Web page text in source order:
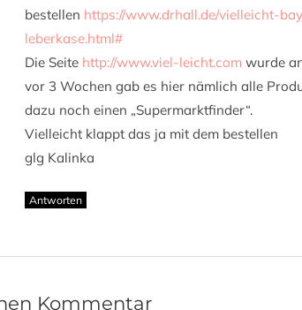
bestellen https://www.drhall.de/vielleicht-
leberkase.html#
Die Seite http://www.viel-leicht.com wurde
vor 3 Wochen gab es hier nämlich alle
dazu noch einen „Supermarktfinder“.
Vielleicht klappt das ja mit dem bestellen
glg Kalinka
Antworten
Kommentar